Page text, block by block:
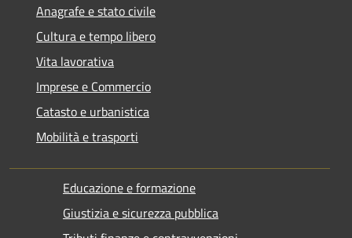
Anagrafe e stato civile
Cultura e tempo libero
Vita lavorativa
Imprese e Commercio
Catasto e urbanistica
Mobilità e trasporti
Educazione e formazione
Giustizia e sicurezza pubblica